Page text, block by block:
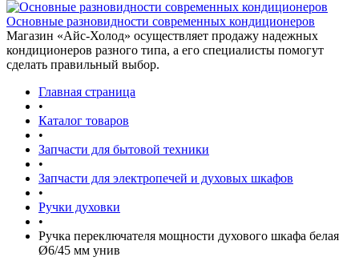
Основные разновидности современных кондиционеров
Магазин «Айс-Холод» осуществляет продажу надежных
кондиционеров разного типа, а его специалисты помогут
сделать правильный выбор.
Главная страница
•
Каталог товаров
•
Запчасти для бытовой техники
•
Запчасти для электропечей и духовых шкафов
•
Ручки духовки
•
Ручка переключателя мощности духового шкафа белая
Ø6/45 мм унив